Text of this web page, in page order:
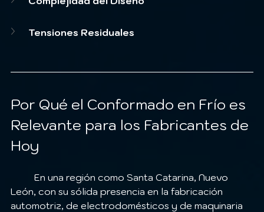
Tensiones Residuales
Por Qué el Conformado en Frío es
Relevante para los Fabricantes de
Hoy
León, con su sólida presencia en la fabricación
automotriz, de electrodomésticos y de maquinaria